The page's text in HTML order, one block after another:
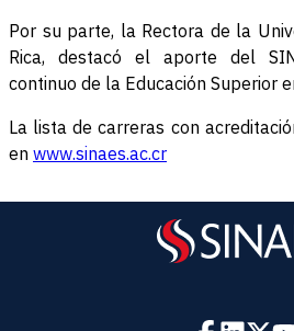
Por su parte, la Rectora de la
Rica, destacó el aporte del
continuo de la Educación Superior
La lista de carreras con
en www.sinaes.ac.cr